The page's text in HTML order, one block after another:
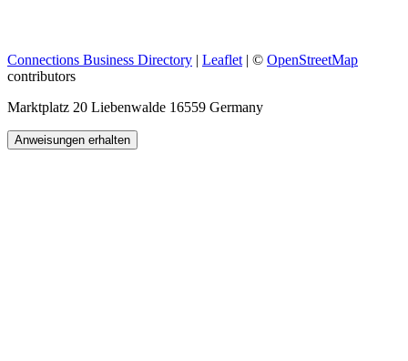
Connections Business Directory | Leaflet | © OpenStreetMap
contributors
Marktplatz 20 Liebenwalde 16559 Germany
Anweisungen erhalten